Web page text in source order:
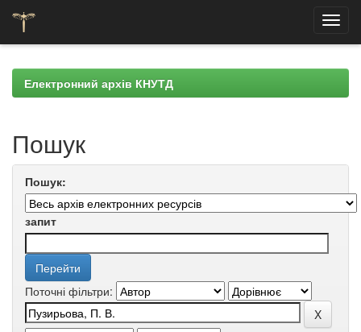
navigationЕлектронний архів КНУТД
Пошук
Пошук:
запит
Поточні фільтри: